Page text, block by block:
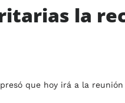
la
que hoy irá a la